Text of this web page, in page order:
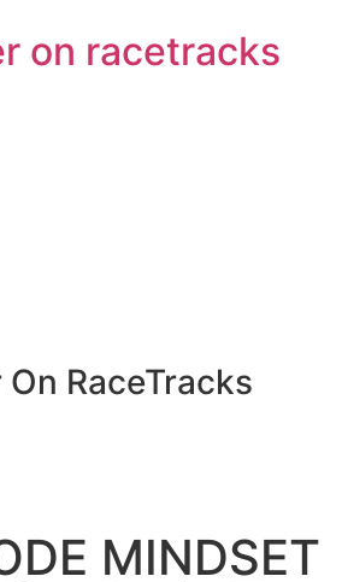
on racetracks
RaceTracks
MINDSET